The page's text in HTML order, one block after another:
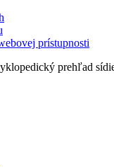
prístupnosti
prehľad